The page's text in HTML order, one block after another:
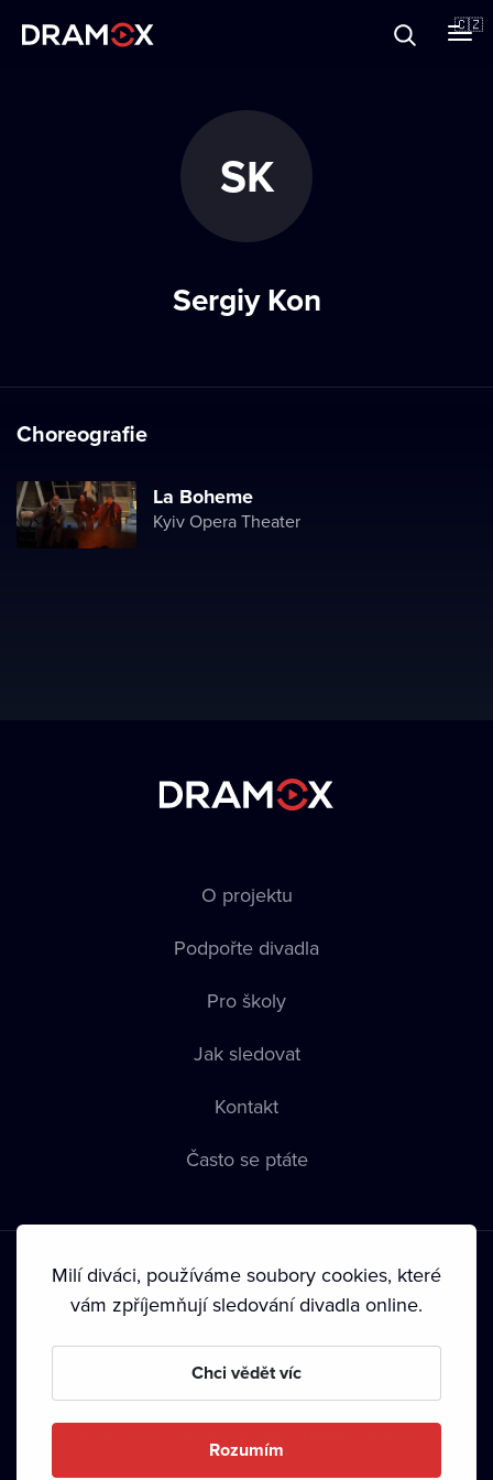
🇨🇿
SK
Sergiy Kon
Choreografie
La Boheme
Kyiv Opera Theater
O projektu
Podpořte divadla
Pro školy
Jak sledovat
Kontakt
Často se ptáte
Podmínky používání • Ochrana soukromí • Zásady používání
• Autorská práva•
Milí diváci, používáme soubory cookies, které
vám zpříjemňují sledování divadla online.
Chci vědět víc
Rozumím